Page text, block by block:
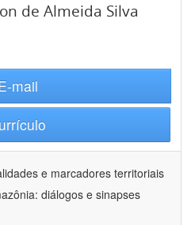
de Almeida Silva
mail
e marcadores territoriais
diálogos e sinapses